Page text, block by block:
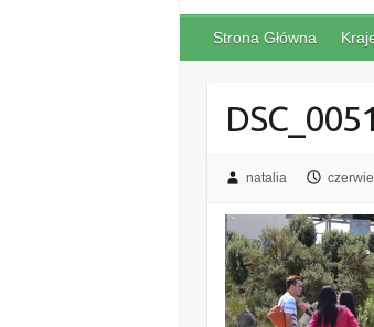
Strona Główna
natalia